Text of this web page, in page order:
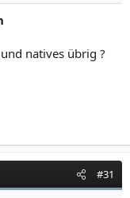
natives übrig ?
#31